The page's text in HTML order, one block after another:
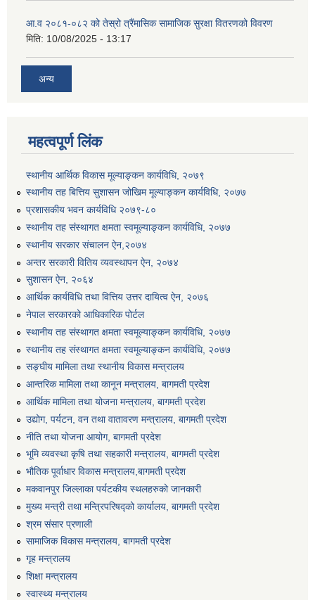
आ.व २०८१-०८२ को तेस्रो त्रैंमासिक सामाजिक सुरक्षा वितरणको विवरण
मिति: 10/08/2025 - 13:17
अन्य
महत्वपूर्ण लिंक
स्थानीय आर्थिक विकास मूल्याङ्कन कार्यविधि, २०७९
स्थानीय तह बित्तिय सुशासन जोखिम मूल्याङ्कन कार्यविधि, २०७७
प्रशासकीय भवन कार्यविधि २०७९-८०
स्थानीय तह संस्थागत क्षमता स्वमूल्याङ्कन कार्यविधि, २०७७
स्थानीय सरकार संचालन ऐन,२०७४
अन्तर सरकारी वितिय व्यवस्थापन ऐन, २०७४
सुशासन ऐन, २०६४
आर्थिक कार्यविधि तथा वित्तिय उत्तर दायित्व ऐन, २०७६
नेपाल सरकारको आधिकारिक पोर्टल
स्थानीय तह संस्थागत क्षमता स्वमूल्याङ्कन कार्यविधि, २०७७
स्थानीय तह संस्थागत क्षमता स्वमूल्याङ्कन कार्यविधि, २०७७
सङ्घीय मामिला तथा स्थानीय विकास मन्त्रालय
आन्तरिक मामिला तथा कानून मन्त्रालय, बागमती प्रदेश
आर्थिक मामिला तथा योजना मन्त्रालय, बागमती प्रदेश
उद्योग, पर्यटन, वन तथा वातावरण मन्त्रालय, बागमती प्रदेश
नीति तथा योजना आयोग, बागमती प्रदेश
भूमि व्यवस्था कृषि तथा सहकारी मन्त्रालय, बागमती प्रदेश
भौतिक पूर्वाधार विकास मन्त्रालय,बागमती प्रदेश
मकवानपुर जिल्लाका पर्यटकीय स्थलहरुको जानकारी
मुख्य मन्त्री तथा मन्त्रिपरिषद्को कार्यालय, बागमती प्रदेश
श्रम संसार प्रणाली
सामाजिक विकास मन्त्रालय, बागमती प्रदेश
गृह मन्त्रालय
शिक्षा मन्त्रालय
स्वास्थ्य मन्त्रालय